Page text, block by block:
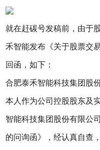
就在赶碳号发稿前，由于
禾智能发布《关于股票交
回函，如下：
合肥泰禾智能科技集团股
本人作为公司控股股东及
智能科技集团股份有限公
的问询函》，经认真自查